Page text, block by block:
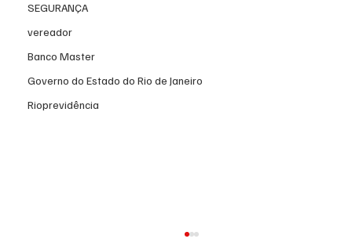
SEGURANÇA
vereador
Banco Master
Governo do Estado do Rio de Janeiro
Rioprevidência